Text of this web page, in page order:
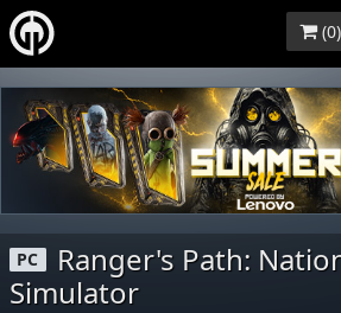
(0)
PC
Ranger's Path:
Simulator